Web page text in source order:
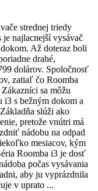
strednej triedy
najlacnejší vysávač
Až doteraz boli
drahé,
dolárov. Spoločnosť
zatiaľ čo Roomba
sa môžu
s bežným dokom a
slúži ako
pretože vnútri má
nádobu na odpad
mesiacov, kým
Roomba i3 je dosť
počas vysávania
aby ju vyprázdnila
v uprato ...